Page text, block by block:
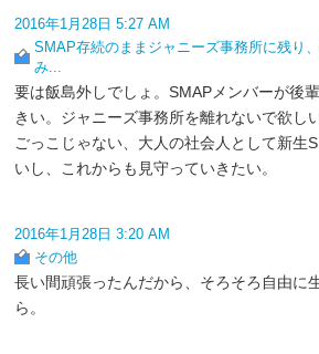
2016年1月28日 5:27 AM
SMAP存続のままジャニーズ事務所に残り
み...
要は飯島外しでしょ。SMAPメンバーが後
きい。ジャニーズ事務所を離れないで欲し
ごっこじゃない、大人の社会人として新生
いし、これからも見守っていきたい。
2016年1月28日 3:20 AM
その他
長い間頑張ったんだから、そろそろ自由に
ら。